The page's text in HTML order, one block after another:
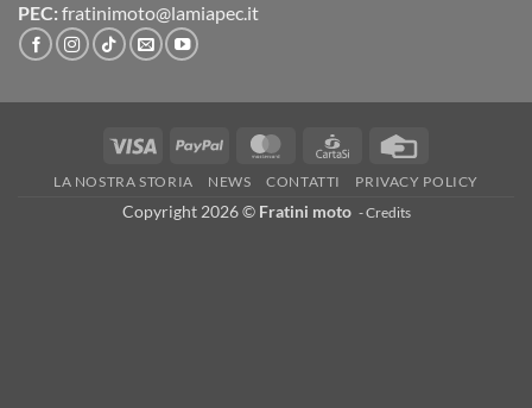
PEC: fratinimoto@lamiapec.it
Visa PayPal MasterCardCartaSi
LA NOSTRA STORIA NEWS CONTATTI PRIVACY POLICY
Copyright 2026 © Fratini moto -Credits